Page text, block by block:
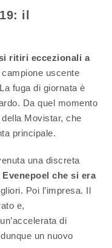
il
ritiri eccezionali a
uscente
fuga di giornata è
Da quel momento
Movistar, che
principale.
una discreta
che si era
Poi l’impresa. Il
e,
di
un nuovo